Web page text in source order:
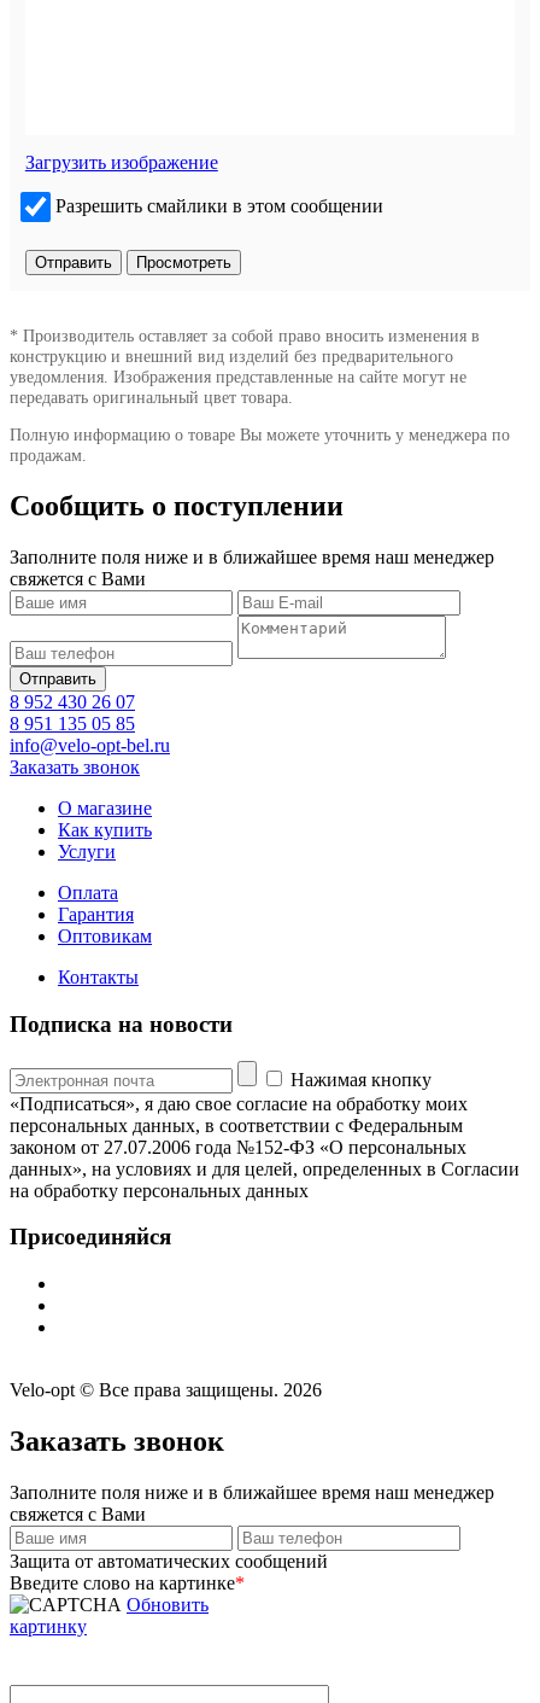
Загрузить изображение
Разрешить смайлики в этом сообщении
* Производитель оставляет за собой право вносить изменения в
конструкцию и внешний вид изделий без предварительного
уведомления. Изображения представленные на сайте могут не
передавать оригинальный цвет товара.
Полную информацию о товаре Вы можете уточнить у менеджера по
продажам.
Сообщить о поступлении
Заполните поля ниже и в ближайшее время наш менеджер
свяжется с Вами
8 952 430 26 07
8 951 135 05 85
info@velo-opt-bel.ru
Заказать звонок
О магазине
Как купить
Услуги
Оплата
Гарантия
Оптовикам
Контакты
Подписка на новости
Нажимая кнопку
«Подписаться», я даю свое согласие на обработку моих
персональных данных, в соответствии с Федеральным
законом от 27.07.2006 года №152-ФЗ «О персональных
данных», на условиях и для целей, определенных в Согласии
на обработку персональных данных
Присоединяйся
Velo-opt © Все права защищены. 2026
Заказать звонок
Заполните поля ниже и в ближайшее время наш менеджер
свяжется с Вами
Защита от автоматических сообщений
Введите слово на картинке*
Обновить
картинку